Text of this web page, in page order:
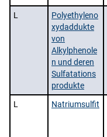
L
Polyethyleno
xydaddukte
von
Alkylphenole
n und deren
Sulfatations
produkte
L
Natriumsulfit